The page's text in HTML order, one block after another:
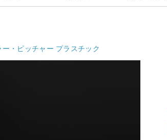
・ピッチャー プラスチック